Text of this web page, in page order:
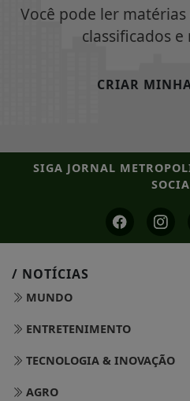
Você pode ler
classificados
CRIAR
SIGA JORNAL
/ NOTÍCIAS
MUNDO
ENTRETENIMENTO
TECNOLOGIA & INOVAÇÃO
AGRO